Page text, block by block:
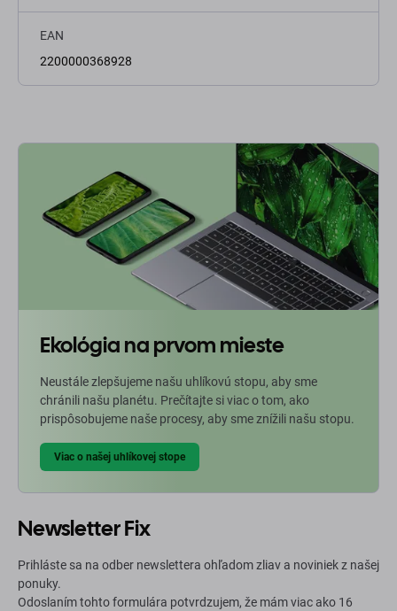
EAN
2200000368928
Ekológia na prvom mieste
Neustále zlepšujeme našu uhlíkovú stopu, aby sme
chránili našu planétu. Prečítajte si viac o tom, ako
prispôsobujeme naše procesy, aby sme znížili našu stopu.
Viac o našej uhlíkovej stope
Newsletter Fix
Prihláste sa na odber newslettera ohľadom zliav a noviniek z našej
ponuky.
Odoslaním tohto formulára potvrdzujem, že mám viac ako 16